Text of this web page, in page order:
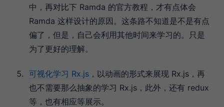
中，再对比下 Ramda 的官方教程，才有点体会
Ramda 这样设计的原因。这条路不知道是不是有点
偏了，但是，自己会利用其他时间来学习的。只是
为了更好的理解。
可视化学习 Rx.js ，以动画的形式来展现 Rx.js，再
也不需要那么抽象的学习 Rx.js，此外，还有 redux
等，也有相应等展示。